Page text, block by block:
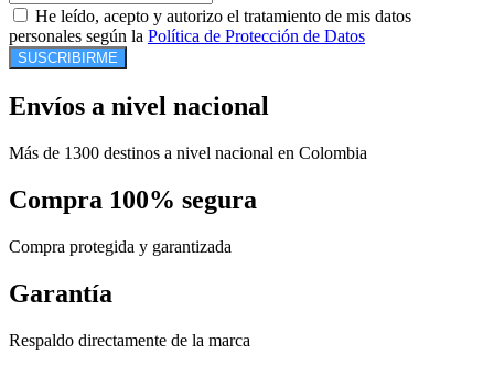
He leído, acepto y autorizo el tratamiento de mis datos
personales según la Política de Protección de Datos
SUSCRIBIRME
Envíos a nivel nacional
Más de 1300 destinos a nivel nacional en Colombia
Compra 100% segura
Compra protegida y garantizada
Garantía
Respaldo directamente de la marca